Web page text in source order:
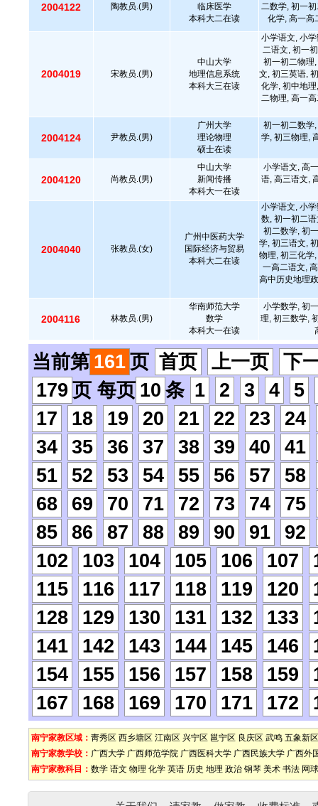
2004122 陶教员.(男)
临床医学
本科大二在读
二数学, 初一
化学, 高一高
2004019 宋教员.(男)
中山大学
地理信息系统
本科大三在读
小学语文, 小
二语文, 初一
初一初二物理
文, 初三英语,
化学, 初中地
二物理, 高一
2004124 尹教员.(男)
广州大学
理论物理
硕士在读
初一初二数学
学, 初三物理,
2004120 尚教员.(男)
中山大学
新闻传播
本科大一在读
小学语文, 高
语, 高三语文,
2004040 张教员.(女)
广州中医药大学
国际经济与贸易
本科大二在读
小学语文, 小
数, 初一初二
初二数学, 初
学, 初三语文,
物理, 初三化学
一高二语文,
高中历史地理
2004116 林教员.(男)
华南师范大学
数学
本科大一在读
小学数学, 初
理, 初三数学,
当前第 161 页 首页 上一页
下
179 页 每页 10 条 1 2 3 4
5
17
18 19 20 21 22 23
24
34
35 36 37 38 39 40
41
51
52 53 54 55 56 57
58
68
69 70 71 72 73 74
75
85
86 87 88 89 90 91
92
102
103 104 105 106 107
115
116 117 118 119 120
128
129 130 131 132 133
141
142 143 144 145 146
154
155 156 157 158 159
167
168 169 170 171 172
南宁家教区域： 靑秀区 西乡塘区 江南区 兴宁区 邕宁区 良庆区 武鸣 五象新区
南宁家教学校： 广西大学 广西师范学院 广西医科大学 广西民族大学 广西外
南宁家教科目： 数学 语文 物理 化学 英语 历史 地理 政治 钢琴 美术 书法 网球